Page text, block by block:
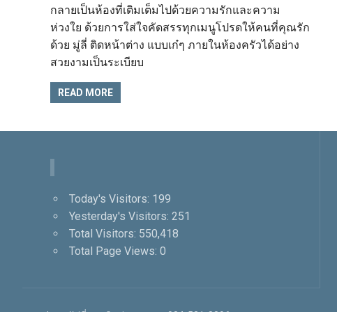
กลายเป็นห้องที่เติมเต็มไปด้วยความรักและความ
ห่วงใย ด้วยการใส่ใจคัดสรรทุกเมนูโปรดให้คนที่คุณรัก
ด้วย มู่ลี่ ติดหน้าต่าง แบบเก๋ๆ ภายในห้องครัวได้อย่าง
สวยงามเป็นระเบียบ
READ MORE
Today's Visitors: 199
Yesterday's Visitors: 251
Total Visitors: 550,418
Total Page Views: 0